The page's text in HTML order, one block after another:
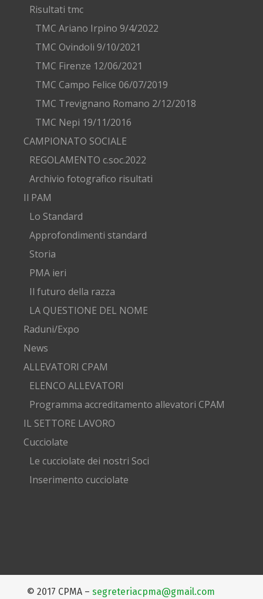
Risultati tmc
TMC Ariano Irpino 9/4/2022
TMC Ovindoli 9/10/2021
TMC Firenze 12/06/2021
TMC Campo Felice 06/07/2019
TMC Trevignano Romano 2/12/2018
TMC Nepi 19/11/2016
CAMPIONATO SOCIALE
REGOLAMENTO c.soc.2022
Archivio fotografico risultati
Il PAM
Lo Standard
Approfondimenti standard
Storia
PMA ieri
Il futuro della razza
LA QUESTIONE DEL NOME
Raduni/Expo
News
ALLEVATORI CPAM
ELENCO ALLEVATORI
Programma accreditamento allevatori CPAM
IL SETTORE LAVORO
Cucciolate
Le cucciolate dei nostri Soci
Inserimento cucciolate
© 2017 CPMA – segreteriacpma@gmail.com